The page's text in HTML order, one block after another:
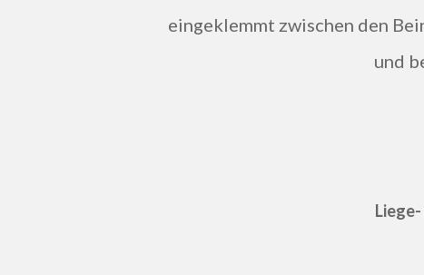
eingeklemmt zwischen den
und